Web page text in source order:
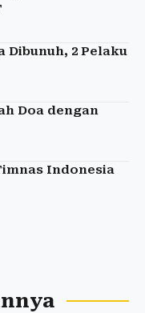
Dibunuh, 2 Pelaku
Doa dengan
Indonesia